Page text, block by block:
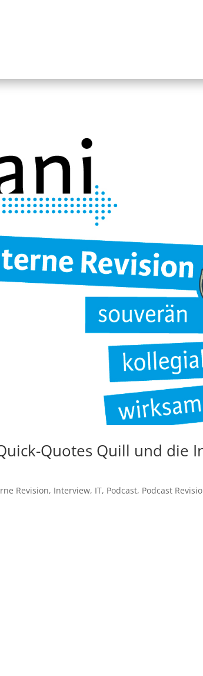
Quotes Quill und die
Revision, Interview, IT, Podcast, Podcast